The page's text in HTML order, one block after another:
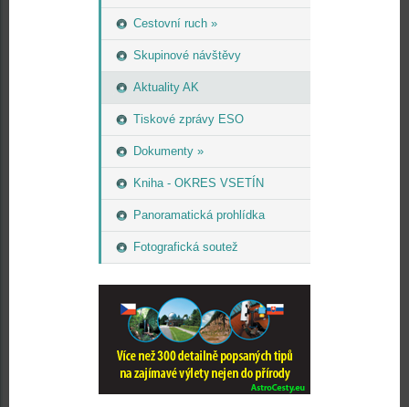
Cestovní ruch »
Skupinové návštěvy
Aktuality AK
Tiskové zprávy ESO
Dokumenty »
Kniha - OKRES VSETÍN
Panoramatická prohlídka
Fotografická soutež